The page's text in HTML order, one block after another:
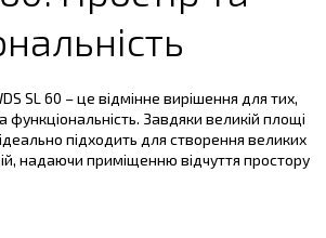
SL 60 – це відмінне вирішення для тих,
функціональність. Завдяки великій площі
підходить для створення великих
надаючи приміщенню відчуття простору